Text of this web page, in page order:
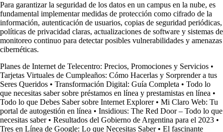
Para garantizar la seguridad de los datos en un campus en la nube, es
fundamental implementar medidas de protección como cifrado de la
información, autenticación de usuarios, copias de seguridad periódicas,
políticas de privacidad claras, actualizaciones de software y sistemas de
monitoreo continuo para detectar posibles vulnerabilidades y amenazas
cibernéticas.
Planes de Internet de Telecentro: Precios, Promociones y Servicios •
Tarjetas Virtuales de Cumpleaños: Cómo Hacerlas y Sorprender a tus
Seres Queridos • Transformación Digital: Guía Completa • Todo lo
que necesitas saber sobre préstamos en línea y prestamistas en línea •
Todo lo que Debes Saber sobre Internet Explorer• Mi Claro Web: Tu
portal de autogestión en línea • Insidious: The Red Door – Todo lo que
necesitas saber• Resultados del Gobierno de Argentina para el 2023 •
Tres en Línea de Google: Lo que Necesitas Saber• El fascinante